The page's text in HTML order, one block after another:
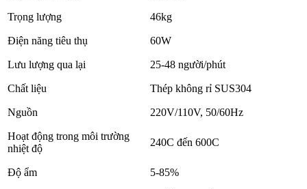
Trọng lượng 46kg
Điện năng tiêu thụ 60W
Lưu lượng qua lại 25-48 người/phút
Chất liệu Thép không rỉ SUS304
Nguồn 220V/110V, 50/60Hz
Hoạt động trong môi trường
nhiệt độ
240C đến 600C
Độ ẩm 5-85%